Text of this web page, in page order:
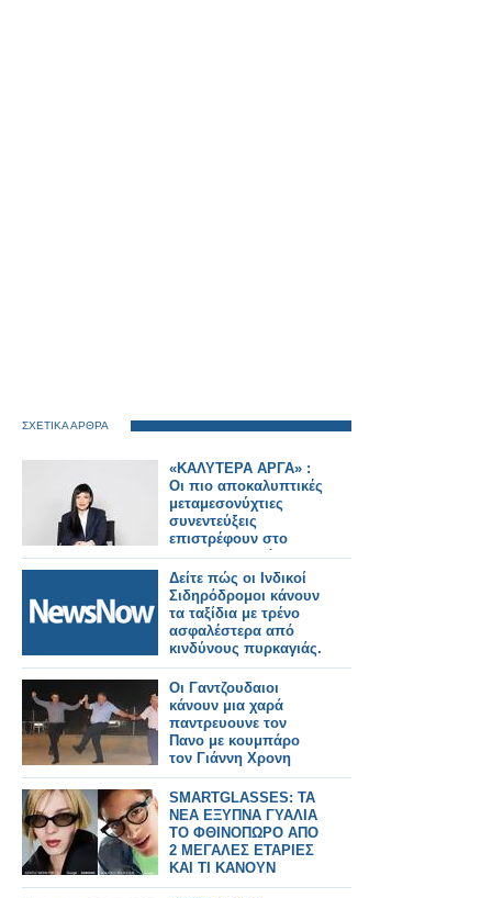
ΣΧΕΤΙΚΑ ΑΡΘΡΑ
«ΚΑΛΥΤΕΡΑ ΑΡΓΑ» :
Oι πιο αποκαλυπτικές
μεταμεσονύχτιες
συνεντεύξεις
επιστρέφουν στο
ACTION 24 - Πότε
κάνουν πρεμιέρα;
Δείτε πώς οι Ινδικοί
Σιδηρόδρομοι κάνουν
τα ταξίδια με τρένο
ασφαλέστερα από
κινδύνους πυρκαγιάς.
Οι Γαντζουδαιοι
κάνουν μια χαρά
παντρευουνε τον
Πανο με κουμπάρο
τον Γιάννη Χρονη
SMARTGLASSES: ΤΑ
ΝΕΑ ΕΞΥΠΝΑ ΓΥΑΛΙΑ
ΤΟ ΦΘΙΝΟΠΩΡΟ ΑΠΟ
2 ΜΕΓΑΛΕΣ ΕΤΑΡΙΕΣ
ΚΑΙ ΤΙ ΚΑΝΟΥΝ